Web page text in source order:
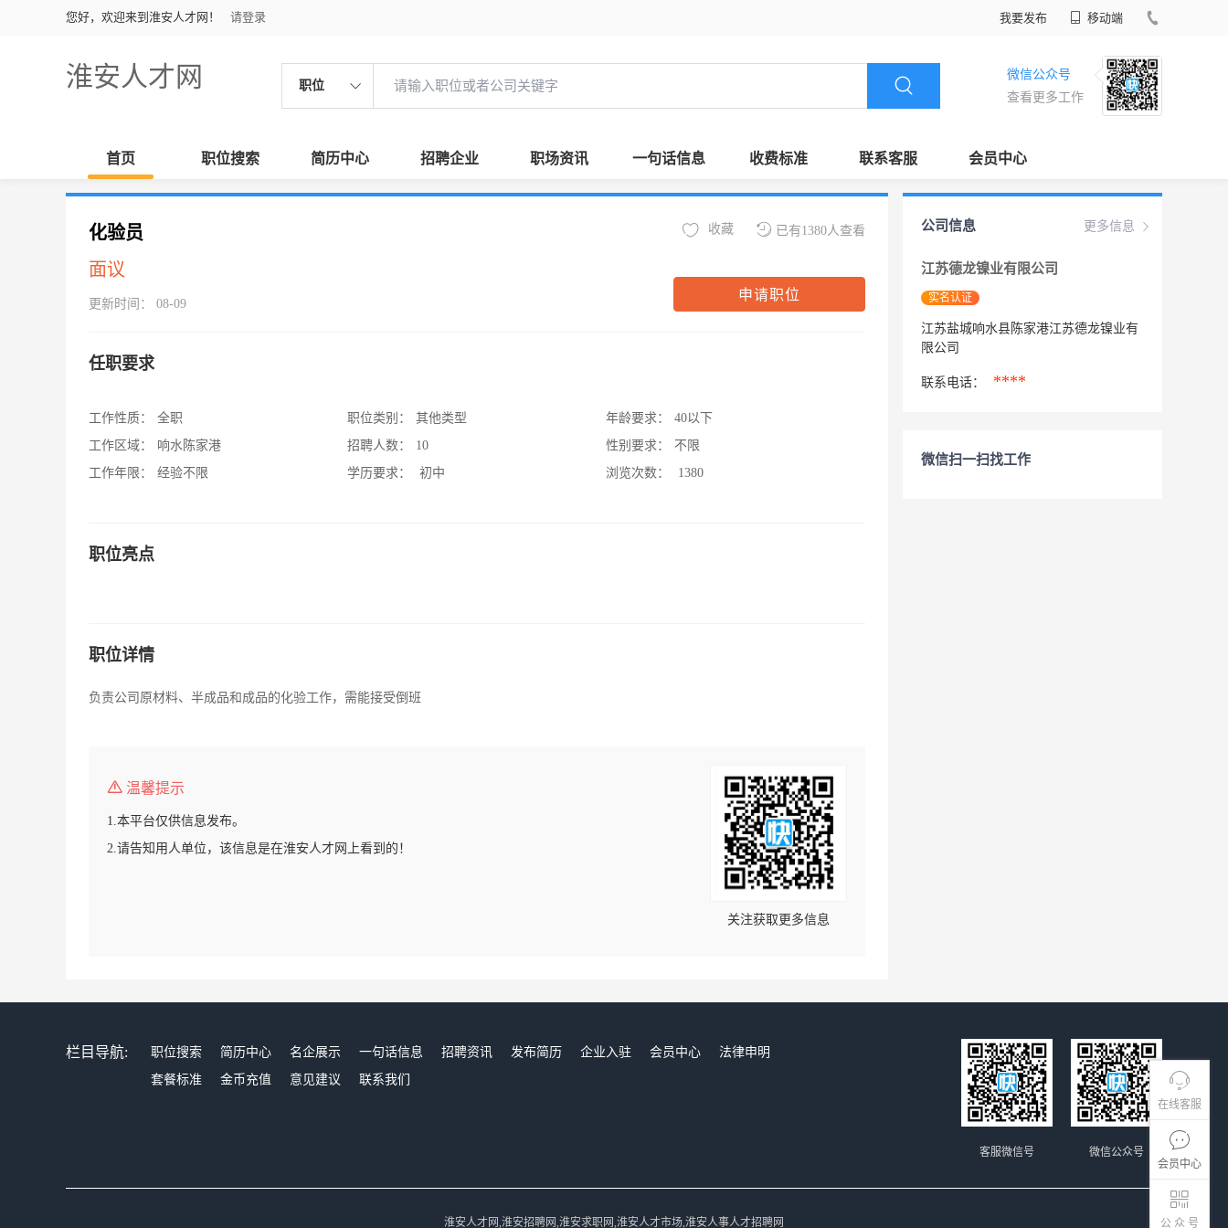
您好，欢迎来到淮安人才网！ 请登录 我要发布 移动端
淮安人才网 职位
微信公众号
查看更多工作
首页 职位搜索 简历中心 招聘企业 职场资讯 一句话信息 收费标准 联系客服 会员中心
在线客服
会员中心
公 众 号
化验员
面议
更新时间： 08-09
已有1380人查看
收藏
申请职位
任职要求
工作性质：
全职
工作区域：
响水陈家港
工作年限：
经验不限
职位类别：
其他类型
招聘人数：
10
学历要求：
初中
年龄要求：
40以下
性别要求：
不限
浏览次数：
1380
职位亮点
职位详情
负责公司原材料、半成品和成品的化验工作，需能接受倒班
温馨提示
1.本平台仅供信息发布。
2.请告知用人单位，该信息是在淮安人才网上看到的！
关注获取更多信息
更多信息
公司信息
江苏德龙镍业有限公司
实名认证
江苏盐城响水县陈家港江苏德龙镍业有
限公司
联系电话： ****
微信扫一扫找工作
栏目导航: 职位搜索 简历中心 名企展示 一句话信息 招聘资讯 发布简历 企业入驻 会员中心
法律申明
套餐标准
金币充值 意见建议 联系我们
微信公众号
客服微信号
淮安人才网,淮安招聘网,淮安求职网,淮安人才市场,淮安人事人才招聘网